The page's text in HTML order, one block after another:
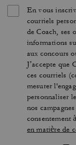
En vous
courriels
de Coach, ses
informations
aux concours
J’accepte que
ces courriels
mesurer
personnaliser
nos
consentement
en matière de